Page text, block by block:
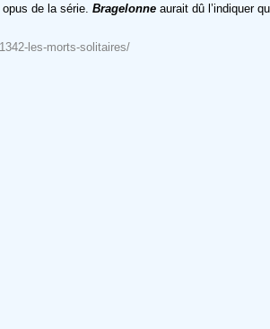
de la série. Bragelonne aurait dû l’indiquer
les-morts-solitaires/